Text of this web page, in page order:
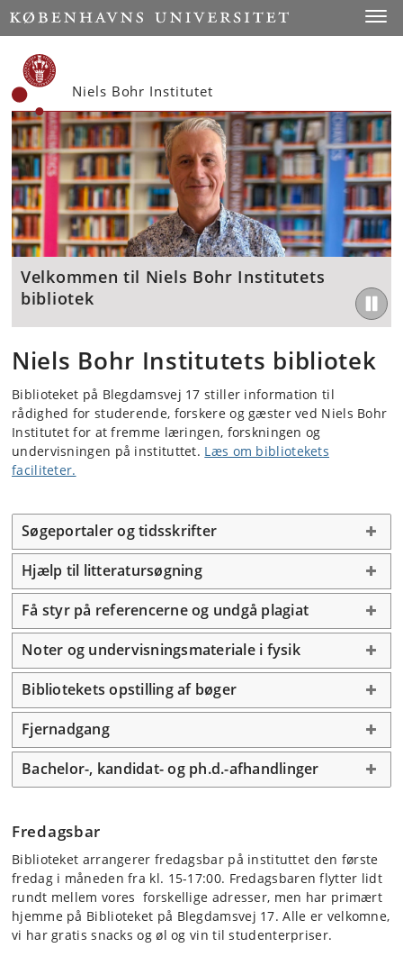
Start
Niels Bohr Institutet
Velkommen til Niels Bohr Institutets
bibliotek
Niels Bohr Institutets bibliotek
Biblioteket på Blegdamsvej 17 stiller information til
rådighed for studerende, forskere og gæster ved Niels Bohr
Institutet for at fremme læringen, forskningen og
undervisningen på instituttet. Læs om bibliotekets
faciliteter.
Søgeportaler og tidsskrifter
Hjælp til litteratursøgning
Få styr på referencerne og undgå plagiat
Noter og undervisningsmateriale i fysik
Bibliotekets opstilling af bøger
Fjernadgang
Bachelor-, kandidat- og ph.d.-afhandlinger
Fredagsbar
Biblioteket arrangerer fredagsbar på instituttet den første
fredag i måneden fra kl. 15-17:00. Fredagsbaren flytter lidt
rundt mellem vores forskellige adresser, men har primært
hjemme på Biblioteket på Blegdamsvej 17. Alle er velkomne,
vi har gratis snacks og øl og vin til studenterpriser.